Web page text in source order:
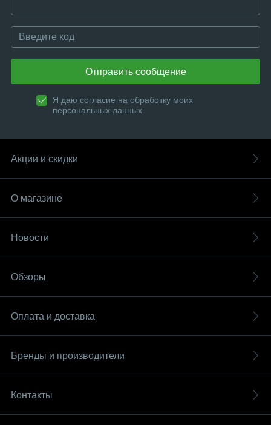
Отправить сообщение
Я даю согласие на обработку моих
персональных данных
Акции и скидки
О магазине
Новости
Обзоры
Оплата и доставка
Бренды и производители
Контакты